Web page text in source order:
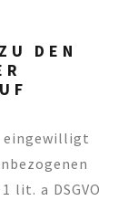
DEN
eingewilligt
lit. a DSGVO